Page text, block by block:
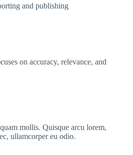
and publishing
on accuracy, relevance, and
mollis. Quisque arcu lorem,
ullamcorper eu odio.